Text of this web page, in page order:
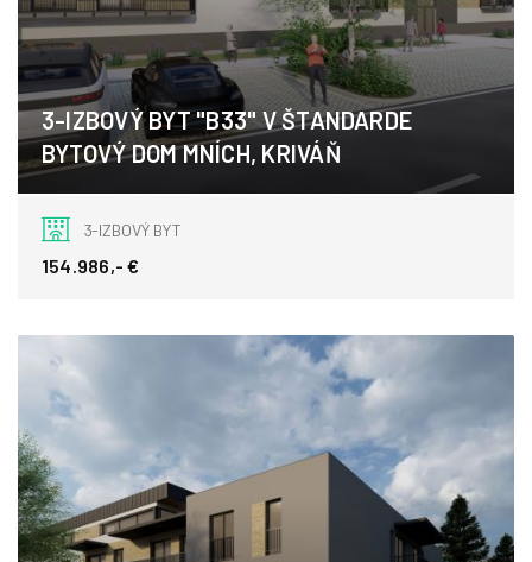
3-IZBOVÝ BYT "B33" V ŠTANDARDE
BYTOVÝ DOM MNÍCH, KRIVÁŇ
Kriváň
3-IZBOVÝ BYT
154.986,- €